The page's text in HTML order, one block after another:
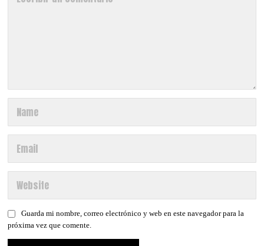
Guarda mi nombre, correo electrónico y web en este navegador para la
próxima vez que comente.